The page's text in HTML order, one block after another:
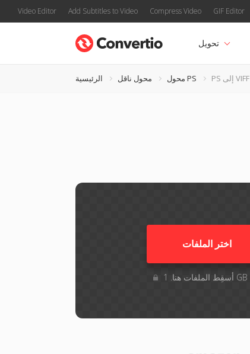
Video Editor Add Subtitles to Video Compress Video GIF Editor
تحويل
الرئيسية محول ناقل محول PS PS إلى VIFF
اختر الملفات